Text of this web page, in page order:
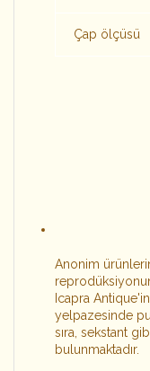
Çap ölçüsü
Anonim
Icapra
yelpazesinde
sıra, sekstant
bulunmaktadır.